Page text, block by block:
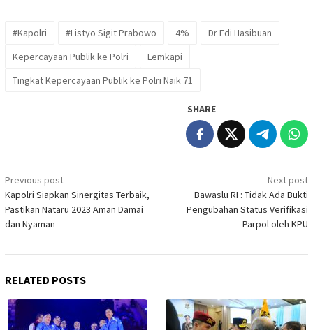
#Kapolri #Listyo Sigit Prabowo 4%
Dr Edi Hasibuan
Kepercayaan Publik ke Polri
Lemkapi
Tingkat Kepercayaan Publik ke Polri Naik 71
SHARE
Post
navigation
Previous post
Kapolri Siapkan Sinergitas Terbaik,
Pastikan Nataru 2023 Aman Damai
dan Nyaman
Next post
Bawaslu RI : Tidak Ada Bukti
Pengubahan Status Verifikasi
Parpol oleh KPU
RELATED POSTS